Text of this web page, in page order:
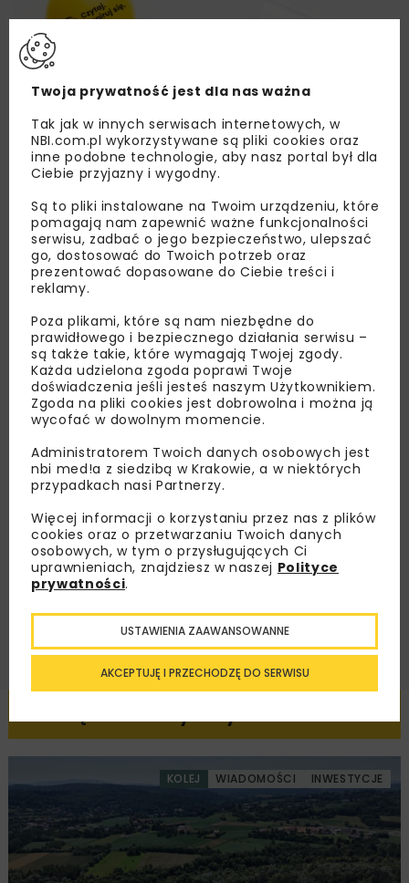
Lubisz wiedzieć więcej?
Zapisz się do newslettera aby otrzymywać od
nas najlepsze informacje branżowe,
zaproszenia na wydarzenia, atrakcyjne oferty i
dedykowane akcje specjalne.
Zapoznałam/em się zPolityką Prywatności i
Regulaminemoraz wyrażam zgodę na otrzymywanie na
podany przeze mnie adres e-mail korespondencji
handlowej w postaci newslettera.
ZAPISZ MNIE
Powiązane artykuły
KOLEJ WIADOMOŚCI INWESTYCJE
Twoja prywatność jest dla nas ważna
Tak jak w innych serwisach internetowych, w
NBI.com.pl wykorzystywane są pliki cookies oraz
inne podobne technologie, aby nasz portal był dla
Ciebie przyjazny i wygodny.
Są to pliki instalowane na Twoim urządzeniu, które
pomagają nam zapewnić ważne funkcjonalności
serwisu, zadbać o jego bezpieczeństwo, ulepszać
go, dostosować do Twoich potrzeb oraz
prezentować dopasowane do Ciebie treści i
reklamy.
Poza plikami, które są nam niezbędne do
prawidłowego i bezpiecznego działania serwisu –
są także takie, które wymagają Twojej zgody.
Każda udzielona zgoda poprawi Twoje
doświadczenia jeśli jesteś naszym Użytkownikiem.
Zgoda na pliki cookies jest dobrowolna i można ją
wycofać w dowolnym momencie.
Administratorem Twoich danych osobowych jest
nbi med!a z siedzibą w Krakowie, a w niektórych
przypadkach nasi Partnerzy.
Więcej informacji o korzystaniu przez nas z plików
cookies oraz o przetwarzaniu Twoich danych
osobowych, w tym o przysługujących Ci
uprawnieniach, znajdziesz w naszej Polityce
prywatności.
AKCEPTUJĘ I PRZECHODZĘ DO SERWISU
USTAWIENIA ZAAWANSOWANNE